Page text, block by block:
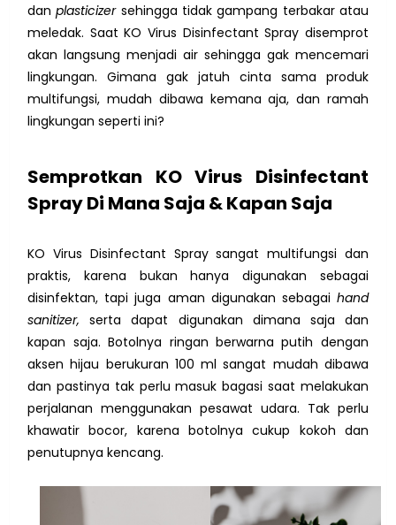
danplasticizersehingga tidak gampang terbakar atau
meledak. Saat KO Virus Disinfectant Spray disemprot
akan langsung menjadi air sehingga gak mencemari
lingkungan. Gimana gak jatuh cinta sama produk
multifungsi, mudah dibawa kemana aja, dan ramah
lingkungan seperti ini?
Semprotkan KO Virus Disinfectant
Spray Di Mana Saja & Kapan Saja
KO Virus Disinfectant Spray sangat multifungsi dan
praktis, karena bukan hanya digunakan sebagai
disinfektan, tapi juga aman digunakan sebagai hand
sanitizer,serta dapat digunakan dimana saja dan
kapan saja. Botolnya ringan berwarna putih dengan
aksen hijau berukuran 100 ml sangat mudah dibawa
dan pastinya tak perlu masuk bagasi saat melakukan
perjalanan menggunakan pesawat udara. Tak perlu
khawatir bocor, karena botolnya cukup kokoh dan
penutupnya kencang.